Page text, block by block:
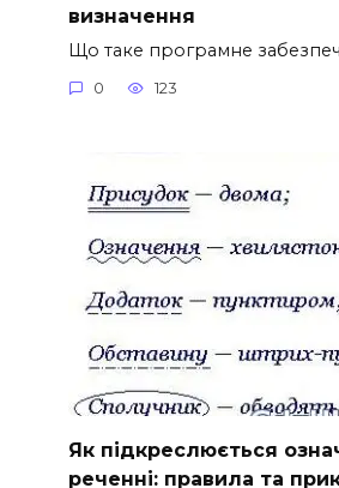
визначення
Що таке програмне
0 123
Як підкреслюється
реченні: правила та